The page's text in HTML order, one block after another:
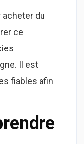
acheter du
ce
Il est
fiables afin